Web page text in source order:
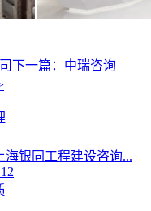
下一篇： 中瑞咨询
海银同工程建设咨询...
12